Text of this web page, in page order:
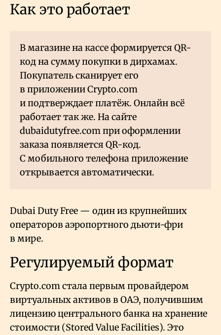
Как это работает
В магазине на кассе формируется QR-
код на сумму покупки в дирхамах.
Покупатель сканирует его
в приложении Crypto.com
и подтверждает платёж. Онлайн всё
работает так же. На сайте
dubaidutyfree.com при оформлении
заказа появляется QR-код.
С мобильного телефона приложение
открывается автоматически.
Dubai Duty Free — один из крупнейших
операторов аэропортного дьюти-фри
в мире.
Регулируемый формат
Crypto.com стала первым провайдером
виртуальных активов в ОАЭ, получившим
лицензию центрального банка на хранение
стоимости (Stored Value Facilities). Это